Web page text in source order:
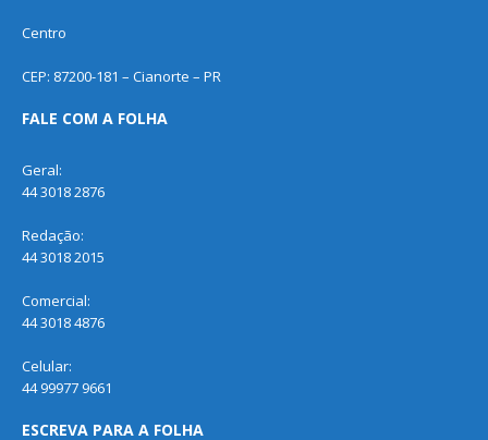
Centro
CEP: 87200-181 – Cianorte – PR
FALE COM A FOLHA
Geral:
44 3018 2876
Redação:
44 3018 2015
Comercial:
44 3018 4876
Celular:
44 99977 9661
ESCREVA PARA A FOLHA